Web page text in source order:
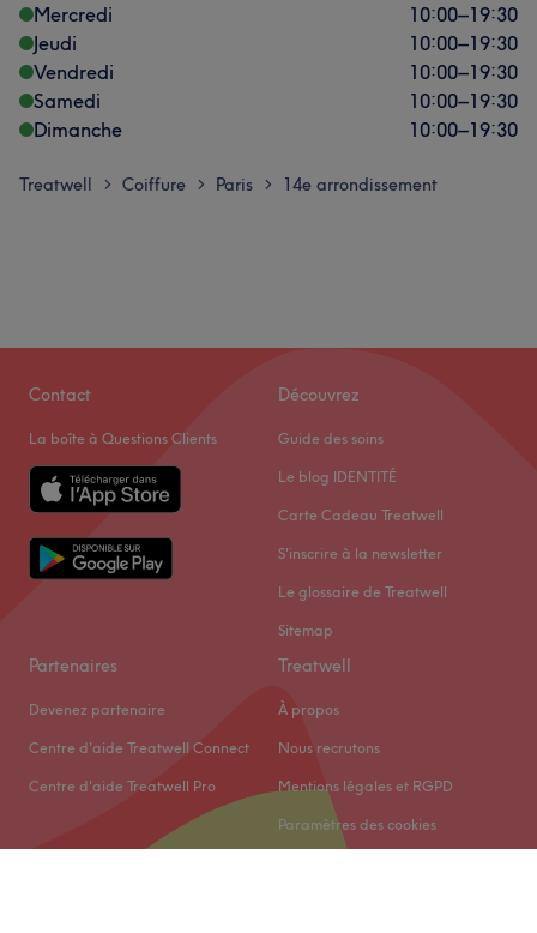
Mercredi
10:00–19:30
Jeudi
10:00–19:30
Vendredi
10:00–19:30
Samedi
10:00–19:30
Dimanche
10:00–19:30
Treatwell > Coiffure > Paris > 14e arrondissement
Contact
La boîte à Questions Clients
Découvrez
Guide des soins
Le blog IDENTITÉ
Carte Cadeau Treatwell
S'inscrire à la newsletter
Le glossaire de Treatwell
Sitemap
Partenaires
Devenez partenaire
Centre d'aide Treatwell Connect
Centre d'aide Treatwell Pro
Treatwell
À propos
Nous recrutons
Mentions légales et RGPD
Paramètres des cookies